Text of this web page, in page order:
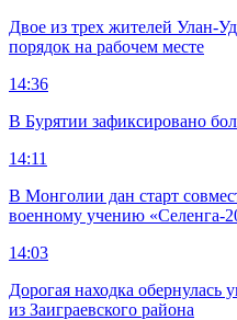
Двое из трех жителей Улан-
порядок на рабочем месте
14:36
В Бурятии зафиксировано
14:11
В Монголии дан старт
военному учению «Селенга-
14:03
Дорогая находка обернулась
из Заиграевского района